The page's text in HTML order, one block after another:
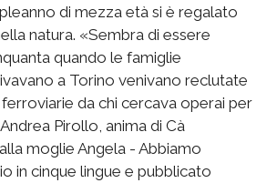
di mezza età si è regalato
natura. «Sembra di essere
quando le famiglie
a Torino venivano reclutate
da chi cercava operai per
Pirollo, anima di Cà
moglie Angela - Abbiamo
in cinque lingue e pubblicato